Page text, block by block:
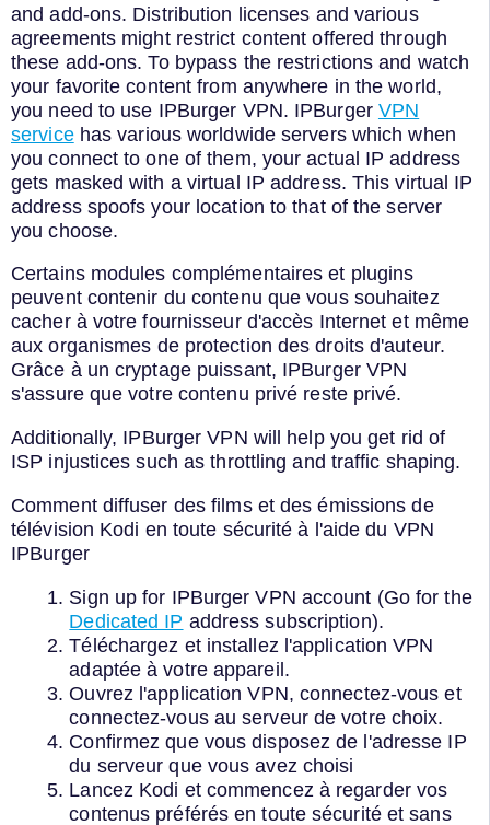
and add-ons. Distribution licenses and various
agreements might restrict content offered through
these add-ons. To bypass the restrictions and watch
your favorite content from anywhere in the world,
you need to use IPBurger VPN. IPBurger VPN
servicehas various worldwide servers which when
you connect to one of them, your actual IP address
gets masked with a virtual IP address. This virtual IP
address spoofs your location to that of the server
you choose.
Certains modules complémentaires et plugins
peuvent contenir du contenu que vous souhaitez
cacher à votre fournisseur d'accès Internet et même
aux organismes de protection des droits d'auteur.
Grâce à un cryptage puissant, IPBurger VPN
s'assure que votre contenu privé reste privé.
Additionally, IPBurger VPN will help you get rid of
ISP injustices such as throttling and traffic shaping.
Comment diffuser des films et des émissions de
télévision Kodi en toute sécurité à l'aide du VPN
IPBurger
Sign up for IPBurger VPN account (Go for the
Dedicated IP address subscription).
Téléchargez et installez l'application VPN
adaptée à votre appareil.
Ouvrez l'application VPN, connectez-vous et
connectez-vous au serveur de votre choix.
Confirmez que vous disposez de l'adresse IP
du serveur que vous avez choisi
Lancez Kodi et commencez à regarder vos
contenus préférés en toute sécurité et sans